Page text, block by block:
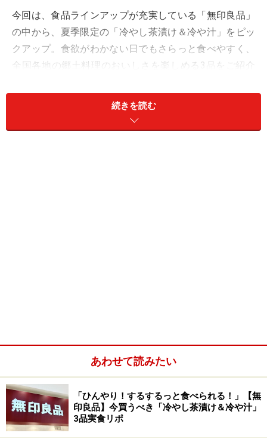
今回は、食品ラインアップが充実している「無印良品」
の中から、夏季限定の「冷やし茶漬け＆冷や汁」をピッ
クアップ。食欲がわかない日でもさらっと食べやすく、
全国各地の郷土料理のおいしさを楽しめる3品をご紹介
1. 「冷やし茶漬け きざみ野菜の山形だし」390円
1. 「冷やし茶漬け きざみ野菜の山形だし」
390円
続きを読む
あわせて読みたい
「ひんやり！するするっと食べられる！」【無
印良品】今買うべき「冷やし茶漬け＆冷や汁」
3品実食リポ